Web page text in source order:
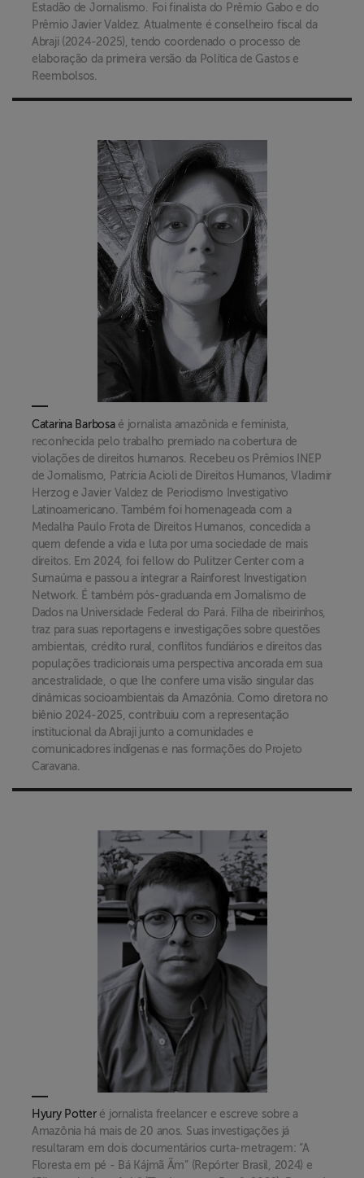
Estadão de Jornalismo. Foi finalista do Prêmio Gabo e do
Prêmio Javier Valdez. Atualmente é conselheiro fiscal da
Abraji (2024-2025), tendo coordenado o processo de
elaboração da primeira versão da Política de Gastos e
Reembolsos.
Catarina Barbosaé jornalista amazônida e feminista,
reconhecida pelo trabalho premiado na cobertura de
violações de direitos humanos. Recebeu os Prêmios INEP
de Jornalismo, Patrícia Acioli de Direitos Humanos, Vladimir
Herzog e Javier Valdez de Periodismo Investigativo
Latinoamericano. Também foi homenageada com a
Medalha Paulo Frota de Direitos Humanos, concedida a
quem defende a vida e luta por uma sociedade de mais
direitos. Em 2024, foi fellow do Pulitzer Center com a
Sumaúma e passou a integrar a Rainforest Investigation
Network. É também pós-graduanda em Jornalismo de
Dados na Universidade Federal do Pará. Filha de ribeirinhos,
traz para suas reportagens e investigações sobre questões
ambientais, crédito rural, conflitos fundiários e direitos das
populações tradicionais uma perspectiva ancorada em sua
ancestralidade, o que lhe confere uma visão singular das
dinâmicas socioambientais da Amazônia. Como diretora no
biênio 2024-2025, contribuiu com a representação
institucional da Abraji junto a comunidades e
comunicadores indígenas e nas formações do Projeto
Caravana.
Hyury Potteré jornalista freelancer e escreve sobre a
Amazônia há mais de 20 anos. Suas investigações já
resultaram em dois documentários curta-metragem: “A
Floresta em pé - Bá Kájmã Ãm” (Repórter Brasil, 2024) e